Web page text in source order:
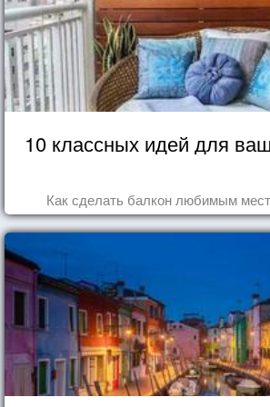
10 классных идей для
Как сделать балкон любимым